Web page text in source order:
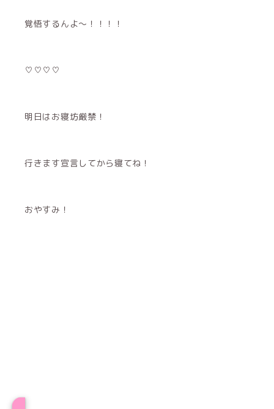
覚悟するんよ〜！！！！
♡♡♡♡
明日はお寝坊厳禁！
行きます宣言してから寝てね！
おやすみ！